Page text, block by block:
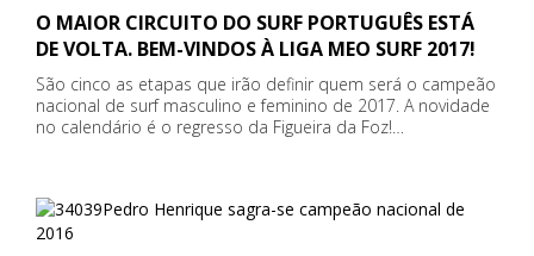
O MAIOR CIRCUITO DO SURF PORTUGUÊS ESTÁ
DE VOLTA. BEM-VINDOS À LIGA MEO SURF 2017!
São cinco as etapas que irão definir quem será o campeão
nacional de surf masculino e feminino de 2017. A novidade
no calendário é o regresso da Figueira da Foz!…